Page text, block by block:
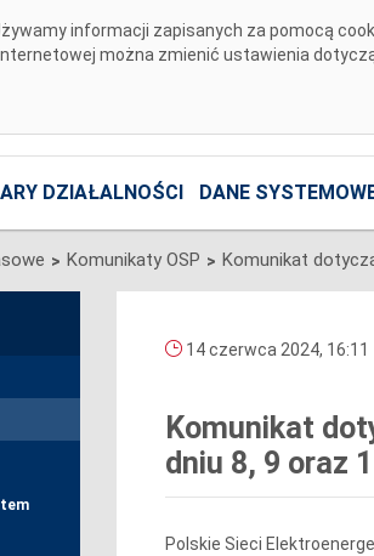
informacji zapisanych za pomocą
można zmienić ustawienia
DZIAŁALNOŚCI DANE
> Komunikaty OSP >
14 czerwca 2024, 16:11
Komunikat
dniu 8, 9 oraz
Polskie Sieci